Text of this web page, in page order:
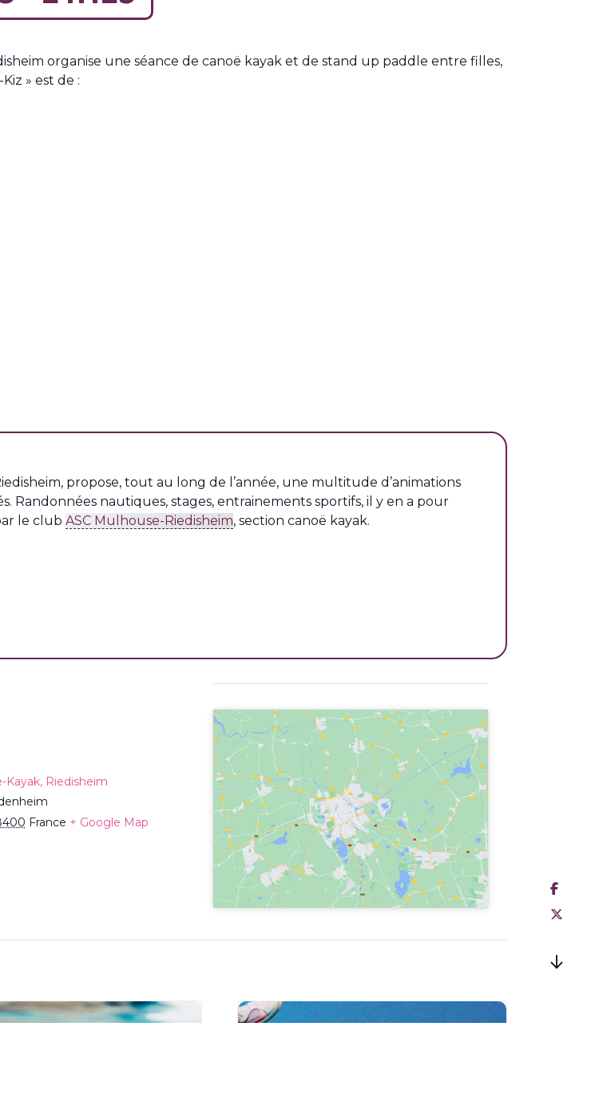
organise une séance de canoë kayak et de stand up paddle entre filles,
» est de :
propose, tout au long de l’année, une multitude d’animations
Randonnées nautiques, stages, entrainements sportifs, il y en a pour
le club ASC Mulhouse-Riedisheim, section canoë kayak.
Kayak, Riedisheim
France + Google Map